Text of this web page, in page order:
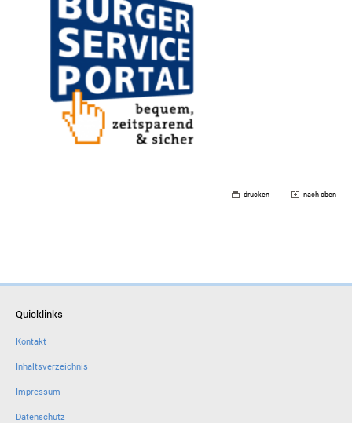
drucken nach oben
Quicklinks
Kontakt
Inhaltsverzeichnis
Impressum
Datenschutz